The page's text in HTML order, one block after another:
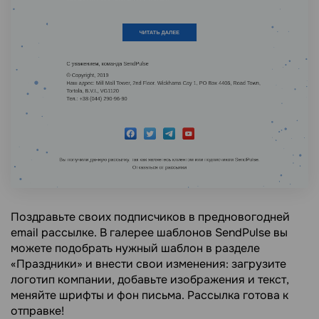
Поздравьте своих подписчиков в предновогодней
email рассылке. В галерее шаблонов SendPulse вы
можете подобрать нужный шаблон в разделе
«Праздники» и внести свои изменения: загрузите
логотип компании, добавьте изображения и текст,
меняйте шрифты и фон письма. Рассылка готова к
отправке!